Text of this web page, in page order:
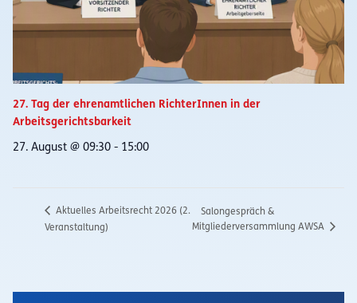
27. Tag der ehrenamtlichen RichterInnen in der
Arbeitsgerichtsbarkeit
27. August @ 09:30 - 15:00
Aktuelles Arbeitsrecht 2026 (2.
Veranstaltung)
Salongespräch &
Mitgliederversammlung AWSA